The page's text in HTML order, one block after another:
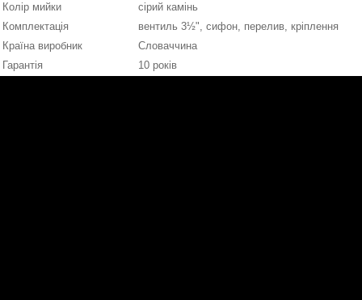
Колір мийки
сірий камінь
Комплектація
вентиль 3½", сифон, перелив, кріплення
Країна виробник
Словаччина
Гарантія
10 років